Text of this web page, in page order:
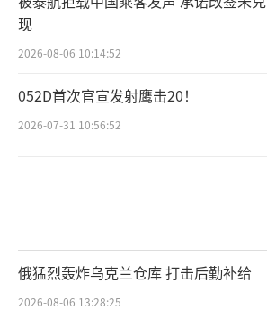
现
2026-08-06 10:14:52
052D首次官宣发射鹰击20！
2026-07-31 10:56:52
俄猛烈轰炸乌克兰仓库 打击后勤补给
2026-08-06 13:28:25